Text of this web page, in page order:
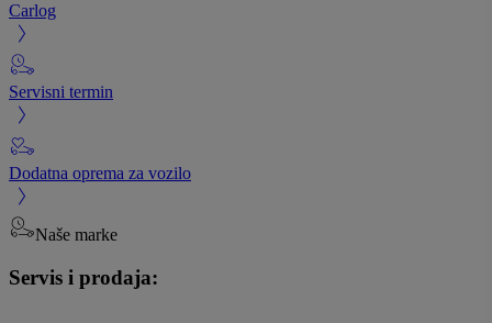
Carlog
Servisni termin
Dodatna oprema za vozilo
Naše marke
Servis i prodaja: